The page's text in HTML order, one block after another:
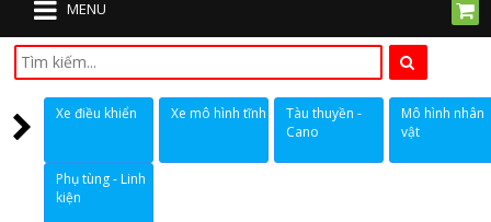
MENU
Xe điều khiển Xe mô hình tĩnh
Tàu thuyền -
Cano
Mô hình nhân
vật
Phụ tùng - Linh
kiện